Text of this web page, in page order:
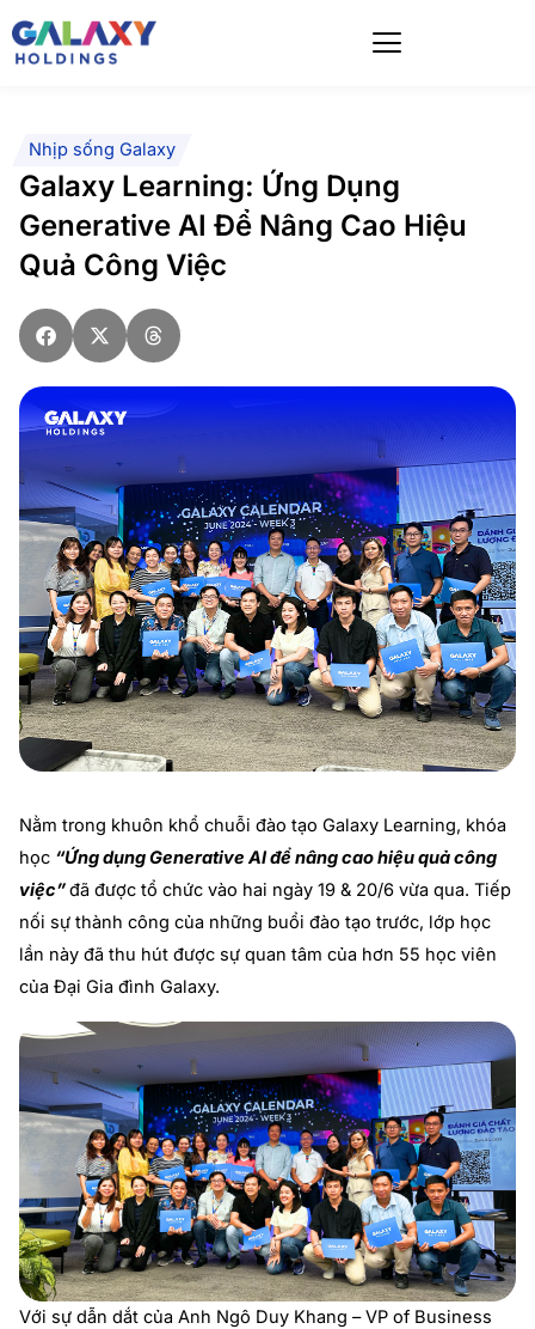
to
Nhịp sống Galaxy
Galaxy Learning: Ứng Dụng
Generative AI Để Nâng Cao Hiệu
Quả Công Việc
Nằm trong khuôn khổ chuỗi đào tạo Galaxy Learning, khóa
học “Ứng dụng Generative AI để nâng cao hiệu quả công
việc”đã được tổ chức vào hai ngày 19 & 20/6 vừa qua. Tiếp
nối sự thành công của những buổi đào tạo trước, lớp học
lần này đã thu hút được sự quan tâm của hơn 55 học viên
của Đại Gia đình Galaxy.
Với sự dẫn dắt của Anh Ngô Duy Khang – VP of Business